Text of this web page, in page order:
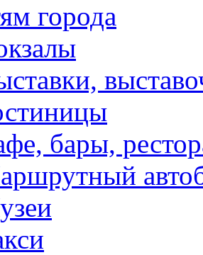
города
бары,